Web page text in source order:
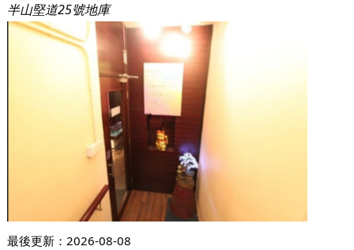
半山堅道25號地庫
最後更新： 2026-08-08